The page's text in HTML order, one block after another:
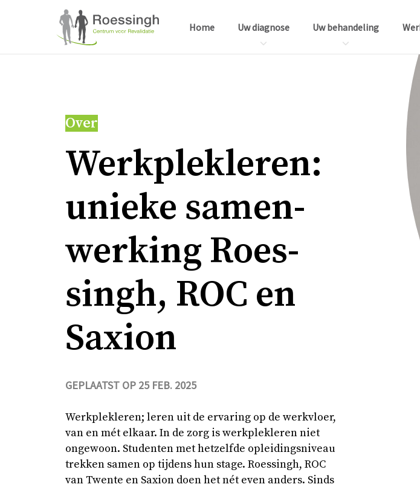
Home Uw diagnose Uw behandeling
Over
Werk­ple­kle­ren:
unie­ke sa­men­
wer­king Roes­
singh, ROC en
Saxi­on
GEPLAATST OP 25 FEB. 2025
Werkplekleren; leren uit de ervaring op de werkvloer,
van en mét elkaar. In de zorg is werkplekleren niet
ongewoon. Studenten met hetzelfde opleidingsniveau
trekken samen op tijdens hun stage. Roessingh, ROC
van Twente en Saxion doen het nét even anders. Sinds